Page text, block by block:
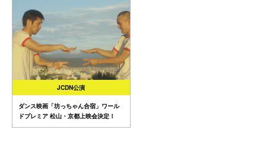
JCDN公演
ダンス映画「坊っちゃん合宿」ワール
ドプレミア 松山・京都上映会決定！